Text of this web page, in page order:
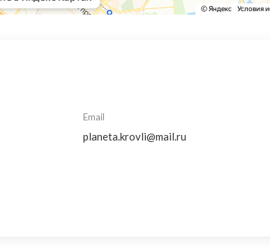
Email
planeta.krovli@mail.ru